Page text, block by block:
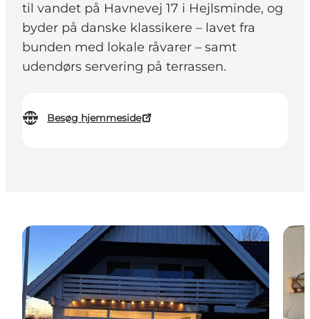
til vandet på Havnevej 17 i Hejlsminde, og
byder på danske klassikere – lavet fra
bunden med lokale råvarer – samt
udendørs servering på terrassen.
Besøg hjemmeside